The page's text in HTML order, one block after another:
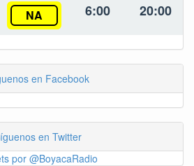
NA 6:00 20:00
en Facebook
en Twitter
por @BoyacaRadio